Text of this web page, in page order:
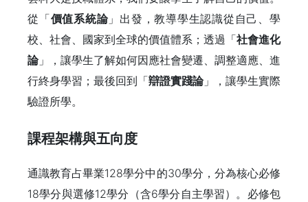
從「價值系統論」出發，教導學生認識從自己、學
校、社會、國家到全球的價值體系；透過「社會進化
論」，讓學生了解如何因應社會變遷、調整適應、進
行終身學習；最後回到「辯證實踐論」，讓學生實際
驗證所學。
課程架構與五向度
通識教育占畢業128學分中的30學分，分為核心必修
18學分與選修12學分（含6學分自主學習）。必修包